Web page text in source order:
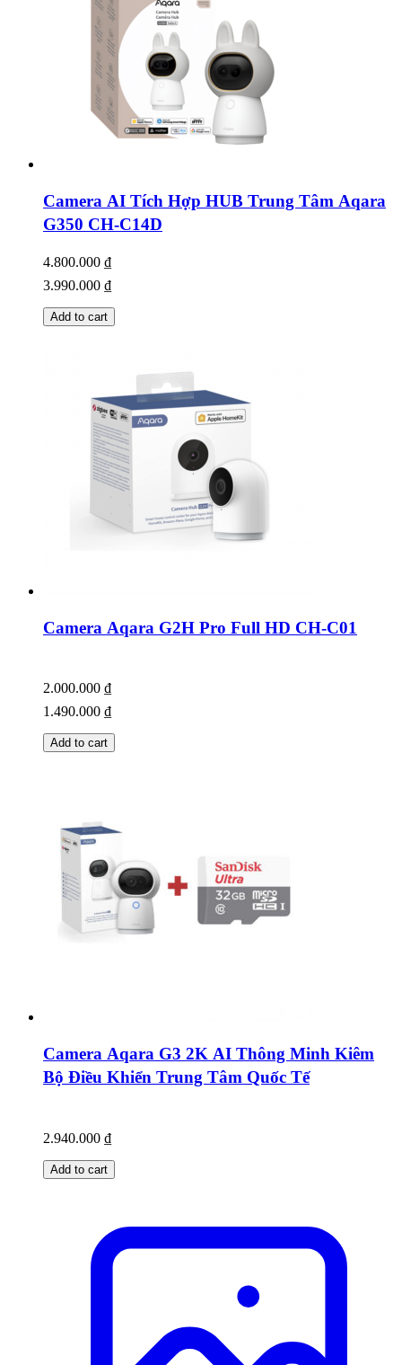
Camera AI Tích Hợp HUB Trung Tâm Aqara
G350 CH-C14D
4.800.000 ₫
3.990.000 ₫
Add to cart
Camera Aqara G2H Pro Full HD CH-C01
2.000.000 ₫
1.490.000 ₫
Add to cart
Camera Aqara G3 2K AI Thông Minh Kiêm
Bộ Điều Khiển Trung Tâm Quốc Tế
2.940.000 ₫
Add to cart